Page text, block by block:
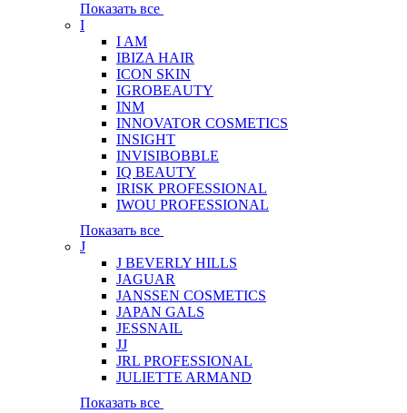
Показать все
I
I AM
IBIZA HAIR
ICON SKIN
IGROBEAUTY
INM
INNOVATOR COSMETICS
INSIGHT
INVISIBOBBLE
IQ BEAUTY
IRISK PROFESSIONAL
IWOU PROFESSIONAL
Показать все
J
J BEVERLY HILLS
JAGUAR
JANSSEN COSMETICS
JAPAN GALS
JESSNAIL
JJ
JRL PROFESSIONAL
JULIETTE ARMAND
Показать все